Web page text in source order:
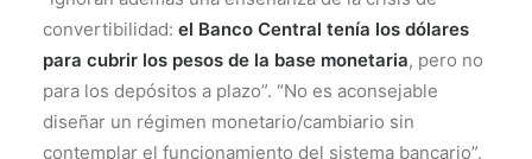
convertibilidad: el Banco Central tenía los dólares
para cubrir los pesos de la base monetaria, pero no
para los depósitos a plazo”. “No es aconsejable
diseñar un régimen monetario/cambiario sin
contemplar el funcionamiento del sistema bancario”,